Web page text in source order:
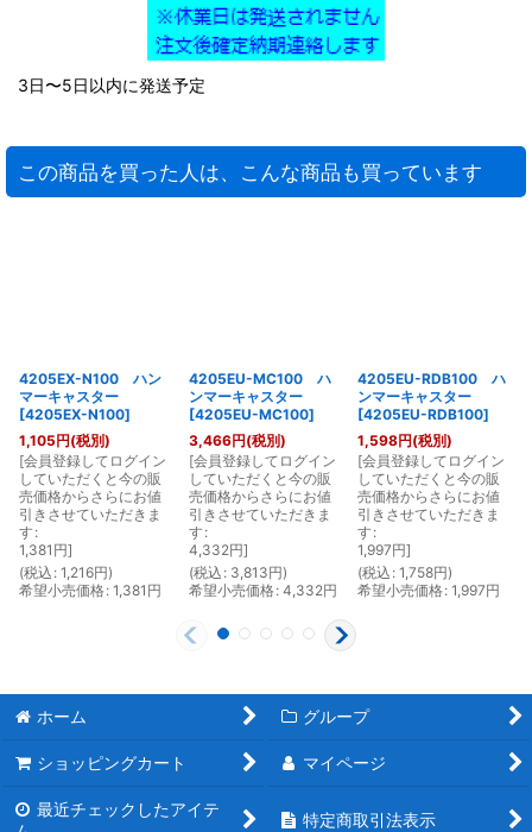
3日〜5日以内に発送予定
この商品を買った人は、こんな商品も買っています
4205EX-N100 ハン
マーキャスター
[4205EX-N100]
1,105円(税別)
[会員登録してログイン
していただくと今の販
売価格からさらにお値
引きさせていただきま
す :
1,381 円]
(税込 : 1,216円)
希望小売価格: 1,381 円
4205EU-MC100 ハ
ンマーキャスター
[4205EU-MC100]
3,466円(税別)
[会員登録してログイン
していただくと今の販
売価格からさらにお値
引きさせていただきま
す :
4,332円]
(税込 : 3,813円)
希望小売価格: 4,332円
4205EU-RDB100 ハ
ンマーキャスター
[4205EU-RDB100]
1,598円(税別)
[会員登録してログイン
していただくと今の販
売価格からさらにお値
引きさせていただきま
す :
1,997円]
(税込 : 1,758円)
希望小売価格: 1,997円
ホーム グループ
ショッピングカート マイページ
最近チェックしたアイテ
特定商取引法表示